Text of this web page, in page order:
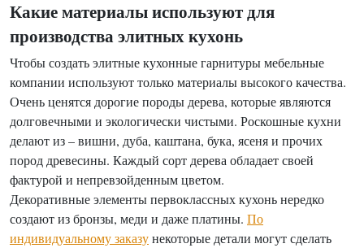
Какие материалы используют для
производства элитных кухонь
Чтобы создать элитные кухонные гарнитуры мебельные
компании используют только материалы высокого качества.
Очень ценятся дорогие породы дерева, которые являются
долговечными и экологически чистыми. Роскошные кухни
делают из – вишни, дуба, каштана, бука, ясеня и прочих
пород древесины. Каждый сорт дерева обладает своей
фактурой и непревзойденным цветом.
Декоративные элементы первоклассных кухонь нередко
создают из бронзы, меди и даже платины. По
индивидуальному заказунекоторые детали могут сделать